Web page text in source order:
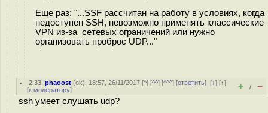
Еще раз: "...SSF рассчитан на работу в условиях, когда
недоступен SSH, невозможно применять классические
VPN из-за сетевых ограничений или нужно
организовать проброс UDP..."
2.33 ,phaoost (ok), 18:57, 26/11/2017 [^] [^^] [^^^] [ответить][↓] [↑]
[к модератору] + / –
ssh умеет слушать udp?